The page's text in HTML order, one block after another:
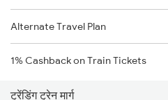
Alternate Travel Plan
1% Cashback on Train Tickets
ट्रेंडिंग ट्रेन मार्ग